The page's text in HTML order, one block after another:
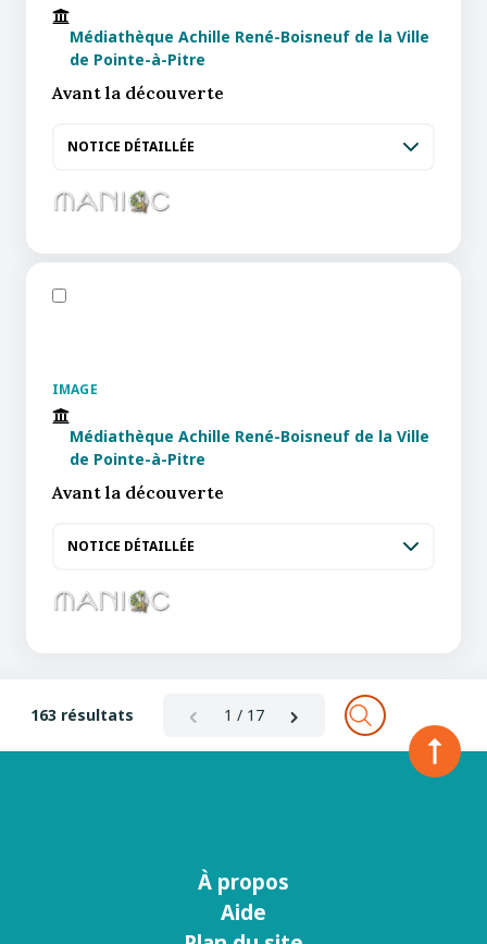
Médiathèque Achille René-Boisneuf de la Ville
de Pointe-à-Pitre
Avant la découverte
NOTICE DÉTAILLÉE
IMAGE
Médiathèque Achille René-Boisneuf de la Ville
de Pointe-à-Pitre
Avant la découverte
NOTICE DÉTAILLÉE
163 résultats 1 / 17
À propos
Aide